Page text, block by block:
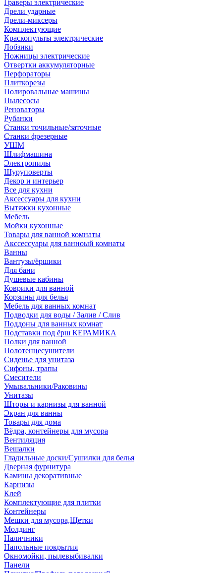
Граверы электрические
Дрели ударные
Дрели-миксеры
Комплектующие
Краскопульты электрические
Лобзики
Ножницы электрические
Отвертки аккумуляторные
Перфораторы
Плиткорезы
Полировальные машины
Пылесосы
Реноваторы
Рубанки
Станки точильные/заточные
Станки фрезерные
УШМ
Шлифмашина
Электропилы
Шуруповерты
Декор и интерьер
Все для кухни
Аксессуары для кухни
Вытяжки кухонные
Мебель
Мойки кухонные
Товары для ванной комнаты
Акссессуары для ванноый комнаты
Ванны
Вантузы/ёршики
Для бани
Душевые кабины
Коврики для ванной
Корзины для белья
Мебель для ванных комнат
Подводки для воды / Залив / Слив
Поддоны для ванных комнат
Подставки под ёрш КЕРАМИКА
Полки для ванной
Полотенцесушители
Сиденье для унитаза
Сифоны, трапы
Смесители
Умывальники/Раковины
Унитазы
Шторы и карнизы для ванной
Экран для ванны
Товары для дома
Вёдра, контейнеры для мусора
Вентиляция
Вешалки
Гладильные доски/Сушилки для белья
Дверная фурнитура
Камины декоративные
Карнизы
Клей
Комплектующие для плитки
Контейнеры
Мешки для мусора,Щетки
Молдинг
Наличники
Напольные покрытия
Окномойки, пылевыбивалки
Панели